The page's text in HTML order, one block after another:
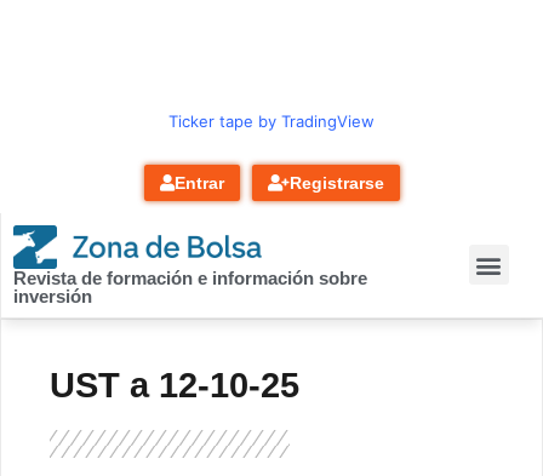
Ticker tape by TradingView
Entrar Registrarse
Revista de formación e información sobre
inversión
UST a 12-10-25